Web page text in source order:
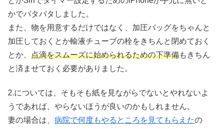
かでバタバタしました。
また、物を用意するだけではなく、加圧バッグをちゃんと
加圧しておくとか輸液チューブの栓をきちんと閉めておく
とか、 点滴をスムーズに始められるための下準備もきちん
と済ませておく必要がありました。
2.については、そもそも紙を見ながらでないとやれないよ
うであれば、やらないほうが良いのかもしれません。
妻の場合は、 病院で何度もやるところを見てもらえたの